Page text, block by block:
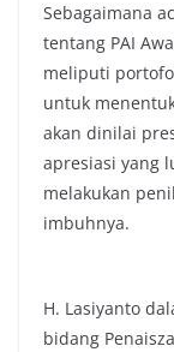
Sebagaimana
tentang PAI
meliputi
untuk
akan dinilai
apresiasi yang
melakukan
imbuhnya.
H. Lasiyanto
bidang